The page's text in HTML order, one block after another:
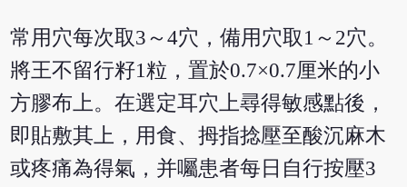
常用穴每次取3～4穴，備用穴取1～2穴。
將王不留行籽1粒，置於0.7×0.7厘米的小
方膠布上。在選定耳穴上尋得敏感點後，
即貼敷其上，用食、拇指捻壓至酸沉麻木
或疼痛為得氣，并囑患者每日自行按壓3